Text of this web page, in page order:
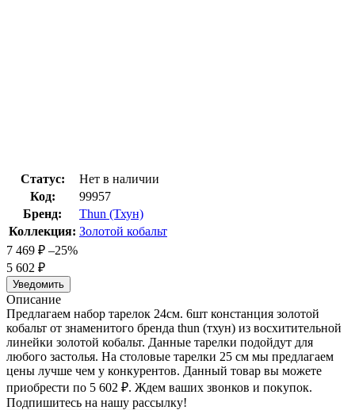
Статус:
Нет в наличии
Код:
99957
Бренд:
Thun (Тхун)
Коллекция: Золотой кобальт
7 469 ₽ –25%
5 602 ₽
Уведомить
Описание
Предлагаем набор тарелок 24см. 6шт констанция золотой
кобальт от знаменитого бренда thun (тхун) из восхитительной
линейки золотой кобальт. Данные тарелки подойдут для
любого застолья. На столовые тарелки 25 см мы предлагаем
цены лучше чем у конкурентов. Данный товар вы можете
приобрести по 5 602 ₽. Ждем ваших звонков и покупок.
Подпишитесь на нашу рассылку!